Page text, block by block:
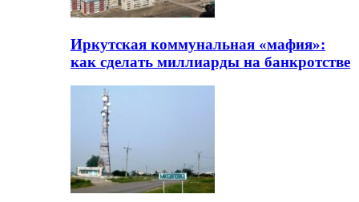
Иркутская коммунальная «мафия»:
как сделать миллиарды на банкротстве